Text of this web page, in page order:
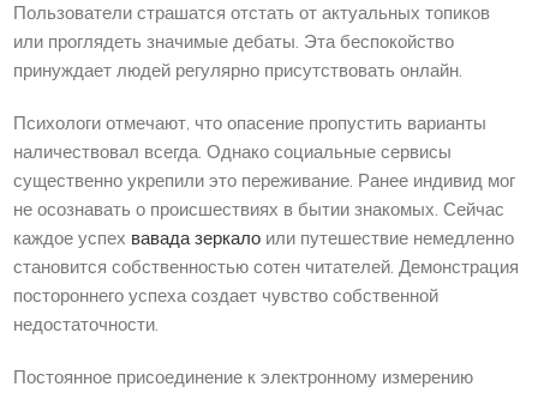
Пользователи страшатся отстать от актуальных топиков
или проглядеть значимые дебаты. Эта беспокойство
принуждает людей регулярно присутствовать онлайн.
Психологи отмечают, что опасение пропустить варианты
наличествовал всегда. Однако социальные сервисы
существенно укрепили это переживание. Ранее индивид мог
не осознавать о происшествиях в бытии знакомых. Сейчас
каждое успех вавада зеркало или путешествие немедленно
становится собственностью сотен читателей. Демонстрация
постороннего успеха создает чувство собственной
недостаточности.
Постоянное присоединение к электронному измерению